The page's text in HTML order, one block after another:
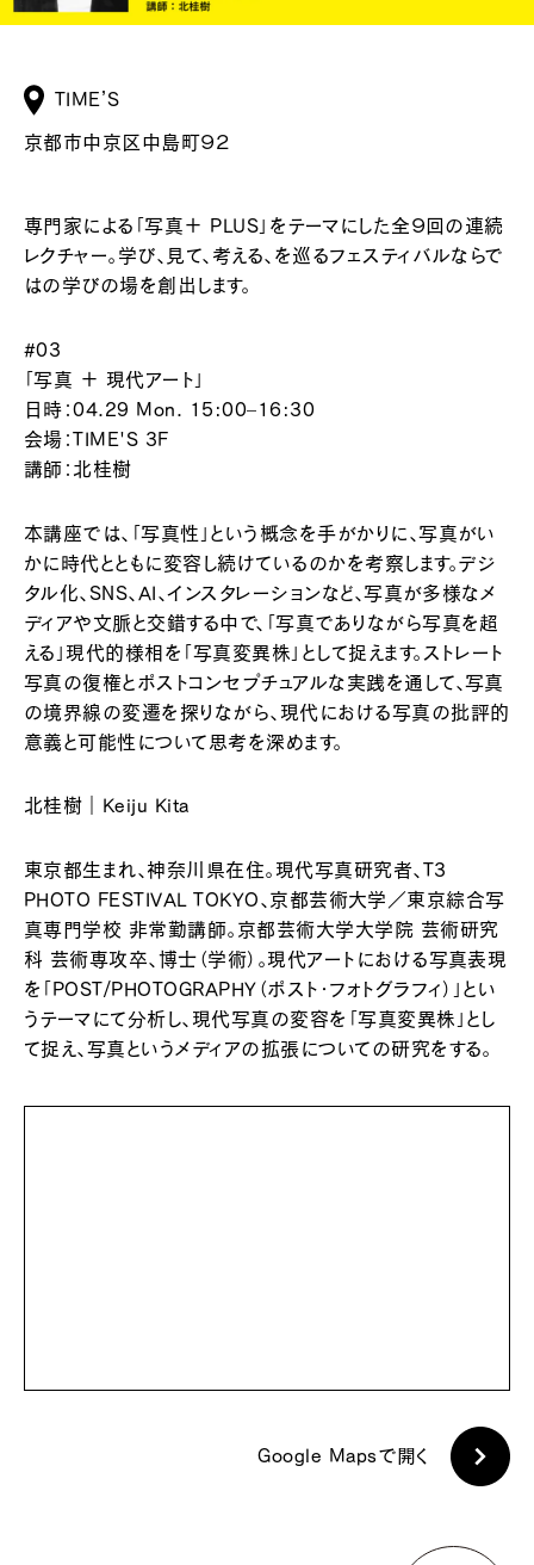
TIME’S
京都市中京区中島町９２
専門家による「写真＋ PLUS」をテーマにした全９回の連続
レクチャー。学び、見て、考える、を巡るフェスティバルならで
はの学びの場を創出します。
#03
「写真 ＋ 現代アート」
日時：04.29 Mon. 15:00–16:30
会場：TIME'S 3F
講師：北桂樹
本講座では、「写真性」という概念を手がかりに、写真がい
かに時代とともに変容し続けているのかを考察します。デジ
タル化、SNS、AI、インスタレーションなど、写真が多様なメ
ディアや文脈と交錯する中で、「写真でありながら写真を超
える」現代的様相を「写真変異株」として捉えます。ストレート
写真の復権とポストコンセプチュアルな実践を通して、写真
の境界線の変遷を探りながら、現代における写真の批評的
意義と可能性について思考を深めます。
北桂樹｜Keiju Kita
東京都生まれ、神奈川県在住。現代写真研究者、T3
PHOTO FESTIVAL TOKYO、京都芸術大学／東京綜合写
真専門学校 非常勤講師。京都芸術大学大学院 芸術研究
科 芸術専攻卒、博士（学術）。現代アートにおける写真表現
を「POST/PHOTOGRAPHY（ポスト・フォトグラフィ）」とい
うテーマにて分析し、現代写真の変容を「写真変異株」とし
て捉え、写真というメディアの拡張についての研究をする。
Google Mapsで開く